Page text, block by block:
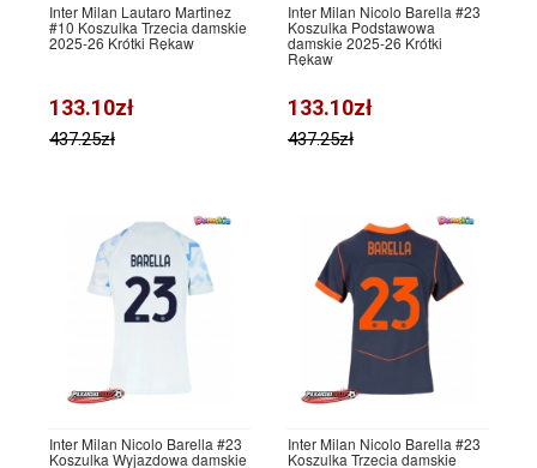
Inter Milan Lautaro Martinez
#10 Koszulka Trzecia damskie
2025-26 Krótki Rękaw
133.10zł
437.25zł
Inter Milan Nicolo Barella #23
Koszulka Podstawowa
damskie 2025-26 Krótki
Rękaw
133.10zł
437.25zł
Inter Milan Nicolo Barella #23
Koszulka Wyjazdowa damskie
Inter Milan Nicolo Barella #23
Koszulka Trzecia damskie